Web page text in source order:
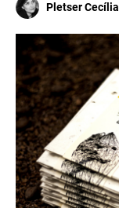
Pletser Cecília